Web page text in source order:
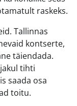
raskeks.
Tallinnas
kontserte,
täiendada.
tihti
saada osa
toitu.